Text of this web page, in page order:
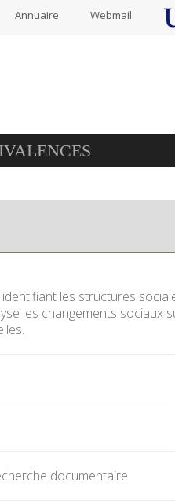
Annuaire Webmail
les structures
les changements sociaux
documentaire